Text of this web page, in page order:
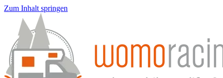
Zum Inhalt springen